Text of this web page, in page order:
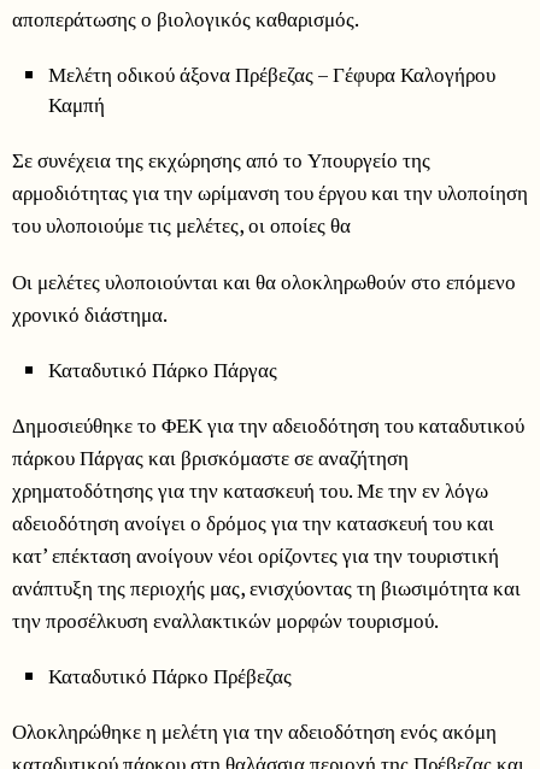
αποπεράτωσης ο βιολογικός καθαρισμός.
Μελέτη οδικού άξονα Πρέβεζας – Γέφυρα Καλογήρου
Καμπή
Σε συνέχεια της εκχώρησης από το Υπουργείο της
αρμοδιότητας για την ωρίμανση του έργου και την υλοποίηση
του υλοποιούμε τις μελέτες, οι οποίες θα
Οι μελέτες υλοποιούνται και θα ολοκληρωθούν στο επόμενο
χρονικό διάστημα.
Καταδυτικό Πάρκο Πάργας
Δημοσιεύθηκε το ΦΕΚ για την αδειοδότηση του καταδυτικού
πάρκου Πάργας και βρισκόμαστε σε αναζήτηση
χρηματοδότησης για την κατασκευή του. Με την εν λόγω
αδειοδότηση ανοίγει ο δρόμος για την κατασκευή του και
κατ’ επέκταση ανοίγουν νέοι ορίζοντες για την τουριστική
ανάπτυξη της περιοχής μας, ενισχύοντας τη βιωσιμότητα και
την προσέλκυση εναλλακτικών μορφών τουρισμού.
Καταδυτικό Πάρκο Πρέβεζας
Ολοκληρώθηκε η μελέτη για την αδειοδότηση ενός ακόμη